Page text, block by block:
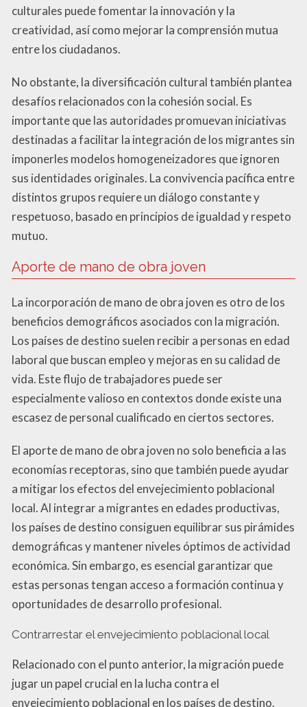
culturales puede fomentar la innovación y la
creatividad, así como mejorar la comprensión mutua
entre los ciudadanos.
No obstante, la diversificación cultural también plantea
desafíos relacionados con la cohesión social. Es
importante que las autoridades promuevan iniciativas
destinadas a facilitar la integración de los migrantes sin
imponerles modelos homogeneizadores que ignoren
sus identidades originales. La convivencia pacífica entre
distintos grupos requiere un diálogo constante y
respetuoso, basado en principios de igualdad y respeto
mutuo.
Aporte de mano de obra joven
La incorporación de mano de obra joven es otro de los
beneficios demográficos asociados con la migración.
Los países de destino suelen recibir a personas en edad
laboral que buscan empleo y mejoras en su calidad de
vida. Este flujo de trabajadores puede ser
especialmente valioso en contextos donde existe una
escasez de personal cualificado en ciertos sectores.
El aporte de mano de obra joven no solo beneficia a las
economías receptoras, sino que también puede ayudar
a mitigar los efectos del envejecimiento poblacional
local. Al integrar a migrantes en edades productivas,
los países de destino consiguen equilibrar sus pirámides
demográficas y mantener niveles óptimos de actividad
económica. Sin embargo, es esencial garantizar que
estas personas tengan acceso a formación continua y
oportunidades de desarrollo profesional.
Contrarrestar el envejecimiento poblacional local
Relacionado con el punto anterior, la migración puede
jugar un papel crucial en la lucha contra el
envejecimiento poblacional en los países de destino.